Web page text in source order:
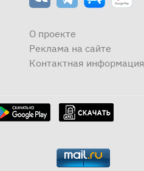
О проекте
Реклама на сайте
Контактная информация